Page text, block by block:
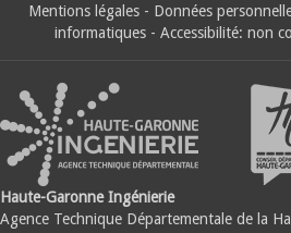
Mentions légales - Données
informatiques - Accessibilité: non
Haute-Garonne Ingénierie
Agence Technique Départementale de la